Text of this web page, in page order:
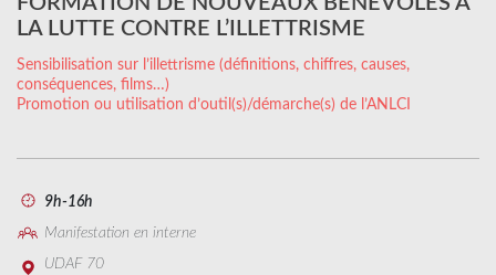
LA LUTTE CONTRE L’ILLETTRISME
Sensibilisation sur l’illettrisme (définitions, chiffres, causes,
conséquences, films…)
Promotion ou utilisation d’outil(s)/démarche(s) de l’ANLCI
9h-16h
Manifestation en interne
UDAF 70